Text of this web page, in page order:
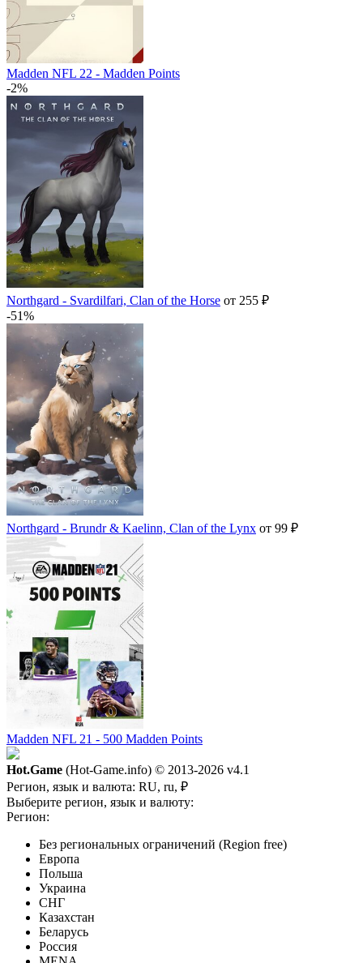
Madden NFL 22 - Madden Points
-2%
Northgard - Svardilfari, Clan of the Horse от 255 ₽
-51%
Northgard - Brundr & Kaelinn, Clan of the Lynx от 99 ₽
Madden NFL 21 - 500 Madden Points
Hot.Game (Hot-Game.info) © 2013-2026 v4.1
Регион, язык и валюта: RU, ru, ₽
Выберите регион, язык и валюту:
Регион:
Без региональных ограничений (Region free)
Европа
Польша
Украина
СНГ
Казахстан
Беларусь
Россия